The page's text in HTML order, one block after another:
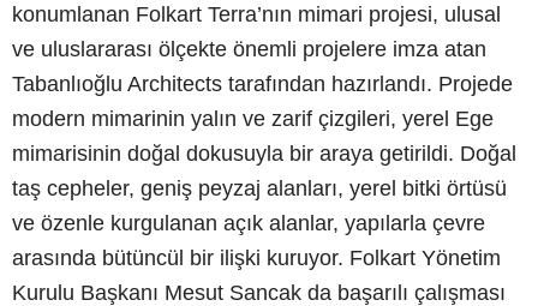
konumlanan Folkart Terra’nın mimari projesi, ulusal
ve uluslararası ölçekte önemli projelere imza atan
Tabanlıoğlu Architects tarafından hazırlandı. Projede
modern mimarinin yalın ve zarif çizgileri, yerel Ege
mimarisinin doğal dokusuyla bir araya getirildi. Doğal
taş cepheler, geniş peyzaj alanları, yerel bitki örtüsü
ve özenle kurgulanan açık alanlar, yapılarla çevre
arasında bütüncül bir ilişki kuruyor. Folkart Yönetim
Kurulu Başkanı Mesut Sancak da başarılı çalışması